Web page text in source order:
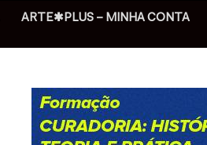
ARTE✱PLUS – MINHA CONTA